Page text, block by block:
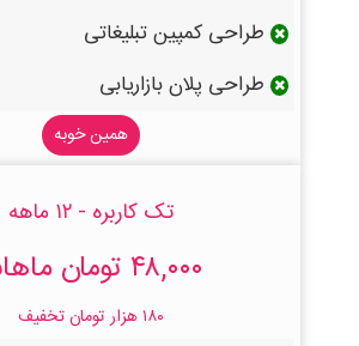
طراحی کمپین تبلیغاتی
طراحی پلان بازاریابی
همین خوبه
تک کاربره - ۱۲ ماهه
۴۸,۰۰۰ تومان ماهانه
۱۸۰ هزار تومان تخفیف